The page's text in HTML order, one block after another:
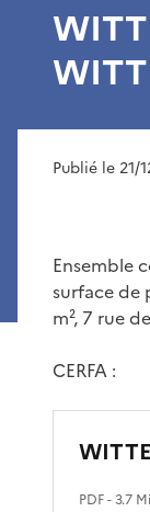
Publié le 21/
Ensemble
surface de
m², 7 rue
CERFA :
PDF- 3.7